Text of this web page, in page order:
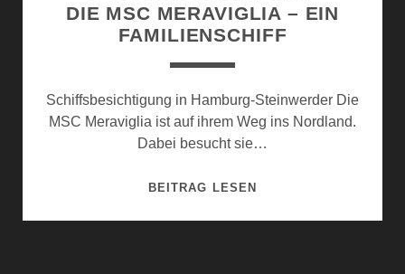
DIE MSC MERAVIGLIA – EIN
FAMILIENSCHIFF
Schiffsbesichtigung in Hamburg-Steinwerder Die
MSC Meraviglia ist auf ihrem Weg ins Nordland.
Dabei besucht sie…
BEITRAG LESENDIE